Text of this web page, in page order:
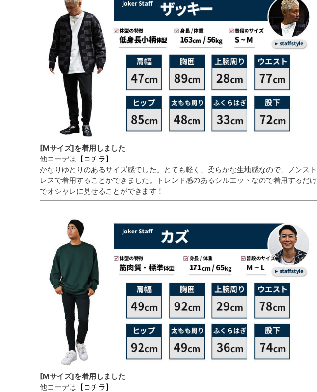
[Mサイズ]を着用しました
他コーデは 【コチラ】
かなりゆとりのあるサイズ感でした。とても軽く、柔らかな生地感なので、ノンスト
レスで着用することができました。トレンド感のあるシルエットなので着用するだけ
でオシャレに見せることができます！
[Mサイズ]を着用しました
他コーデは 【コチラ】